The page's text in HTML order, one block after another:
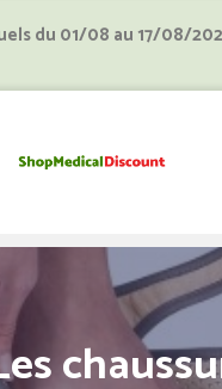
du 01/08 au 17/08/